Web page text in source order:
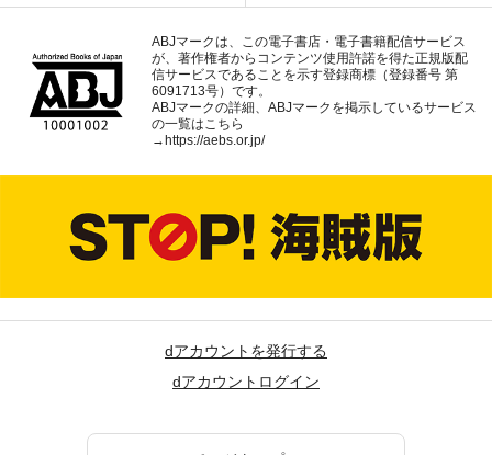
ABJマークは、この電子書店・電子書籍配信サービス
が、著作権者からコンテンツ使用許諾を得た正規版配
信サービスであることを示す登録商標（登録番号 第
6091713号）です。
ABJマークの詳細、ABJマークを掲示しているサービス
の一覧はこちら
→ https://aebs.or.jp/
dアカウントを発行する
dアカウントログイン